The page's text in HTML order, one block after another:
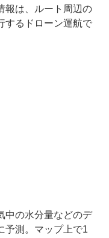
報は、ルート周辺の
するドローン運航で
中の水分量などのデ
予測。マップ上で1